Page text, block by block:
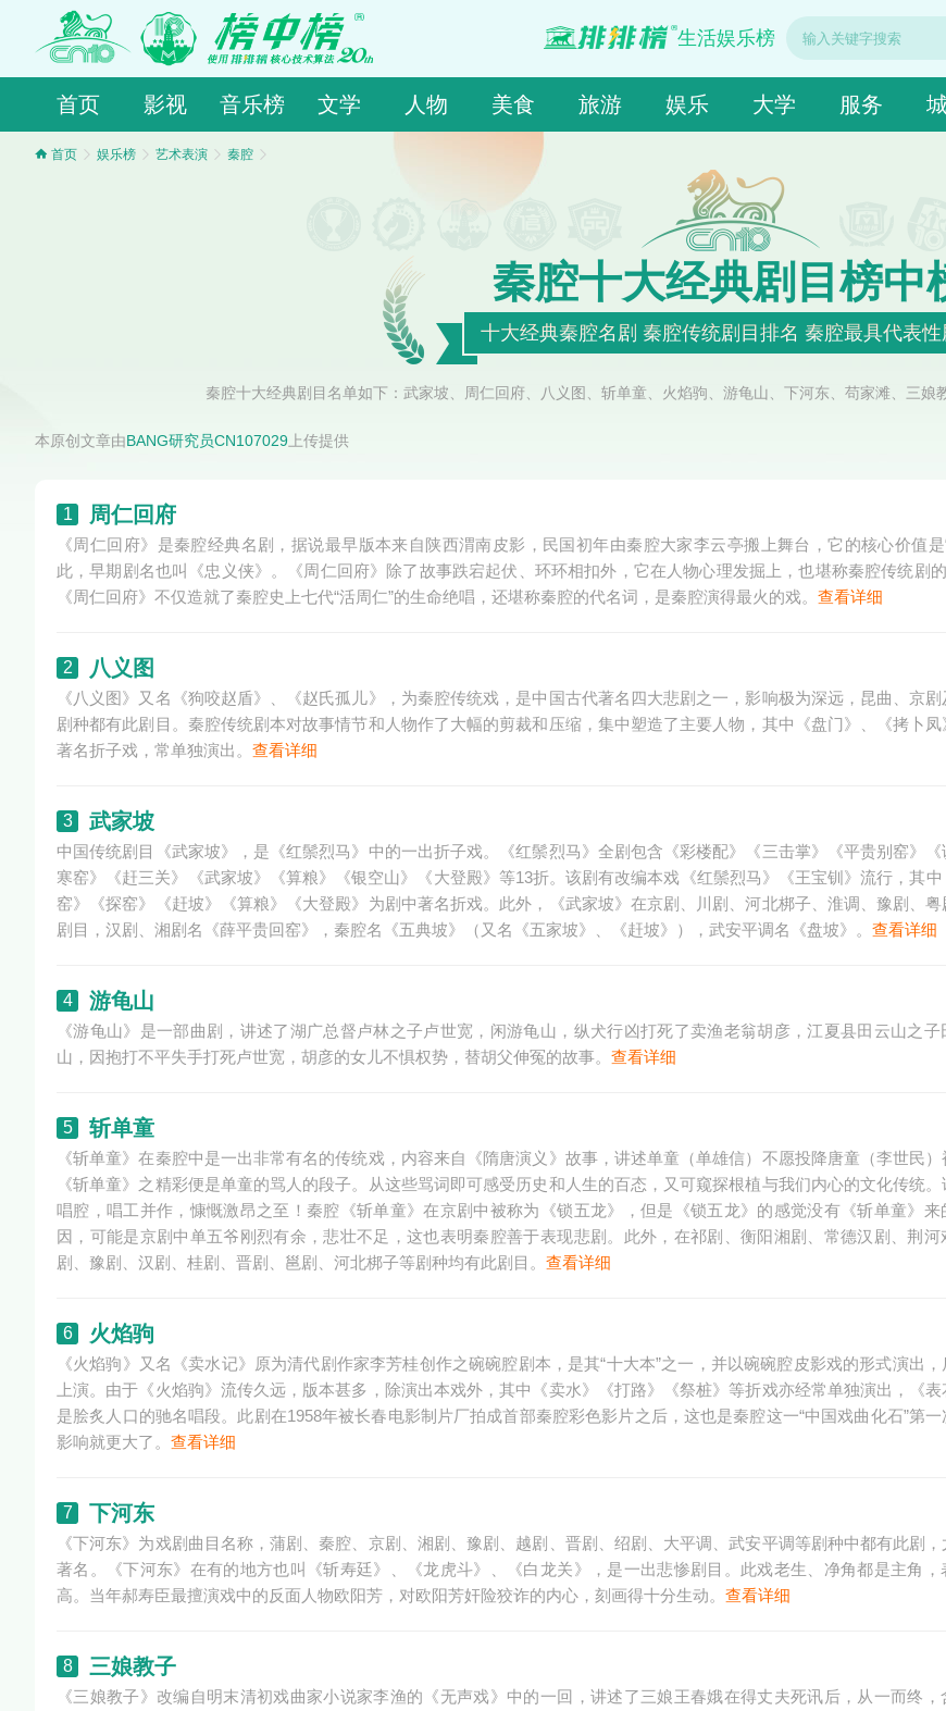
生活娱乐榜
首页 影视 音乐榜 文学 人物 美食 旅游 娱乐 大学 服务
首页 娱乐榜 艺术表演 秦腔
秦腔十大经典剧目榜中
十大经典秦腔名剧 秦腔传统剧目排名 秦腔最具代表性
秦腔十大经典剧目名单如下：武家坡、周仁回府、八义图、斩单童、火焰驹、游龟山、下河东、苟家滩、三娘
本原创文章由BANG研究员CN107029上传提供
1 周仁回府
《周仁回府》是秦腔经典名剧，据说最早版本来自陕西渭南皮影，民国初年由秦腔大家李云亭搬上舞台，它的核心价值是
此，早期剧名也叫《忠义侠》。《周仁回府》除了故事跌宕起伏、环环相扣外，它在人物心理发掘上，也堪称秦腔传统剧的
《周仁回府》不仅造就了秦腔史上七代“活周仁”的生命绝唱，还堪称秦腔的代名词，是秦腔演得最火的戏。 查看详细
2 八义图
《八义图》又名《狗咬赵盾》、《赵氏孤儿》，为秦腔传统戏，是中国古代著名四大悲剧之一，影响极为深远，昆曲、京
剧种都有此剧目。秦腔传统剧本对故事情节和人物作了大幅的剪裁和压缩，集中塑造了主要人物，其中《盘门》、《拷卜
著名折子戏，常单独演出。 查看详细
3 武家坡
中国传统剧目《武家坡》，是《红鬃烈马》中的一出折子戏。《红鬃烈马》全剧包含《彩楼配》《三击掌》《平贵别窑》
寒窑》《赶三关》《武家坡》《算粮》《银空山》《大登殿》等13折。该剧有改编本戏《红鬃烈马》《王宝钏》流行，其中
窑》《探窑》《赶坡》《算粮》《大登殿》为剧中著名折戏。此外，《武家坡》在京剧、川剧、河北梆子、淮调、豫剧、
剧目，汉剧、湘剧名《薛平贵回窑》，秦腔名《五典坡》（又名《五家坡》、《赶坡》），武安平调名《盘坡》。 查看详细
4 游龟山
《游龟山》是一部曲剧，讲述了湖广总督卢林之子卢世宽，闲游龟山，纵犬行凶打死了卖渔老翁胡彦，江夏县田云山之
山，因抱打不平失手打死卢世宽，胡彦的女儿不惧权势，替胡父伸冤的故事。 查看详细
5 斩单童
《斩单童》在秦腔中是一出非常有名的传统戏，内容来自《隋唐演义》故事，讲述单童（单雄信）不愿投降唐童（李世民）
《斩单童》之精彩便是单童的骂人的段子。从这些骂词即可感受历史和人生的百态，又可窥探根植与我们内心的文化传统
唱腔，唱工并作，慷慨激昂之至！秦腔《斩单童》在京剧中被称为《锁五龙》，但是《锁五龙》的感觉没有《斩单童》来
因，可能是京剧中单五爷刚烈有余，悲壮不足，这也表明秦腔善于表现悲剧。此外，在祁剧、衡阳湘剧、常德汉剧、荆河
剧、豫剧、汉剧、桂剧、晋剧、邕剧、河北梆子等剧种均有此剧目。 查看详细
6 火焰驹
《火焰驹》又名《卖水记》原为清代剧作家李芳桂创作之碗碗腔剧本，是其“十大本”之一，并以碗碗腔皮影戏的形式演出
上演。由于《火焰驹》流传久远，版本甚多，除演出本戏外，其中《卖水》《打路》《祭桩》等折戏亦经常单独演出，《
是脍炙人口的驰名唱段。此剧在1958年被长春电影制片厂拍成首部秦腔彩色影片之后，这也是秦腔这一“中国戏曲化石”第一
影响就更大了。 查看详细
7 下河东
《下河东》为戏剧曲目名称，蒲剧、秦腔、京剧、湘剧、豫剧、越剧、晋剧、绍剧、大平调、武安平调等剧种中都有此剧
著名。《下河东》在有的地方也叫《斩寿廷》、《龙虎斗》、《白龙关》，是一出悲惨剧目。此戏老生、净角都是主角，
高。当年郝寿臣最擅演戏中的反面人物欧阳芳，对欧阳芳奸险狡诈的内心，刻画得十分生动。 查看详细
8 三娘教子
《三娘教子》改编自明末清初戏曲家小说家李渔的《无声戏》中的一回，讲述了三娘王春娥在得丈夫死讯后，从一而终，